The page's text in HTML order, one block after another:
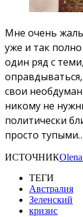
Мне очень
уже и так
один ряд с
свои
никому не
политически
просто
ИСТОЧНИК
ТЕГИ
Австралия
Зеленский
кризис